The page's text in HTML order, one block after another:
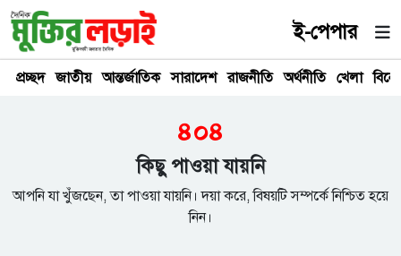
ই-পেপার
প্রচ্ছদ জাতীয় আন্তর্জাতিক সারাদেশ রাজনীতি অর্থনীতি খেলা
৪০৪
কিছু পাওয়া যায়নি
আপনি যা খুঁজছেন, তা পাওয়া যায়নি। দয়া করে, বিষয়টি সম্পর্কে নিশ্চিত হয়ে
নিন।